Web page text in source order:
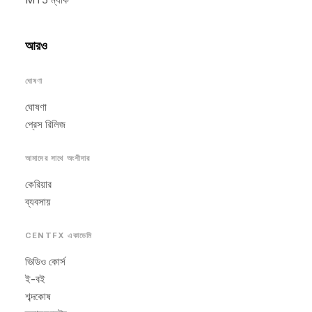
আরও
ঘোষণা
ঘোষণা
প্রেস রিলিজ
আমাদের সাথে অংশীদার
কেরিয়ার
ব্যবসায়
CENTFX একাডেমি
ভিডিও কোর্স
ই-বই
শব্দকোষ